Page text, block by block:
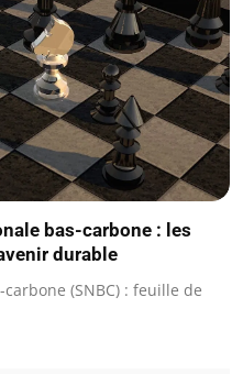
bas-carbone : les
durable
(SNBC) : feuille de